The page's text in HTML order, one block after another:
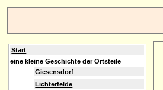
Start
eine kleine Geschichte der Ortsteile
Giesensdorf
Lichterfelde